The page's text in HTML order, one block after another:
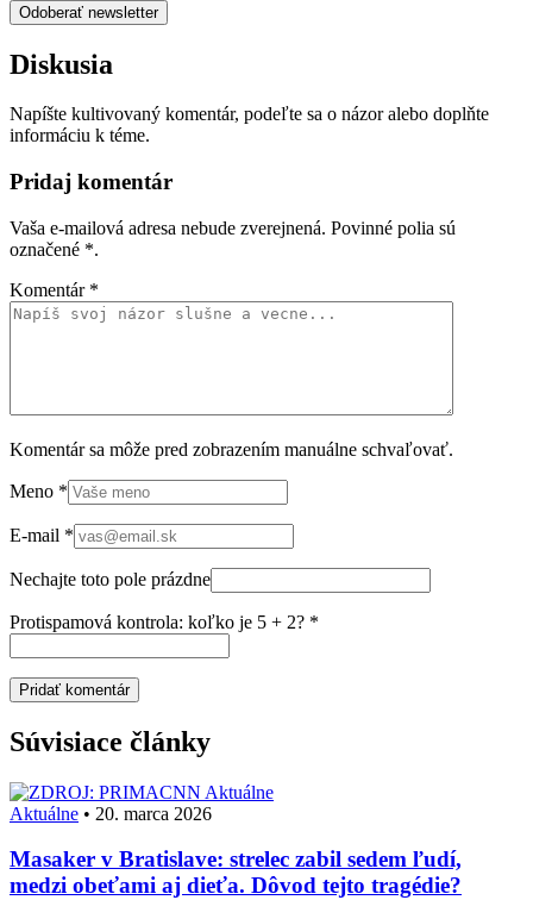
Odoberať newsletter
Diskusia
Napíšte kultivovaný komentár, podeľte sa o názor alebo doplňte
informáciu k téme.
Pridaj komentár
Vaša e-mailová adresa nebude zverejnená. Povinné polia sú
označené *.
Komentár *
Komentár sa môže pred zobrazením manuálne schvaľovať.
Meno *
E-mail *
Nechajte toto pole prázdne
Protispamová kontrola: koľko je 5 + 2? *
Súvisiace články
Aktuálne
Aktuálne • 20. marca 2026
Masaker v Bratislave: strelec zabil sedem ľudí,
medzi obeťami aj dieťa. Dôvod tejto tragédie?